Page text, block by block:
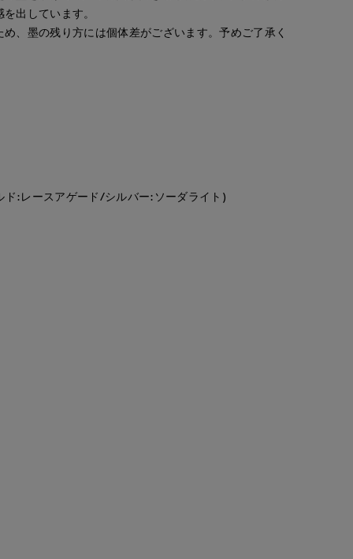
出しています。
、墨の残り方には個体差がございます。予めご了承く
ド:レースアゲード/シルバー:ソーダライト)